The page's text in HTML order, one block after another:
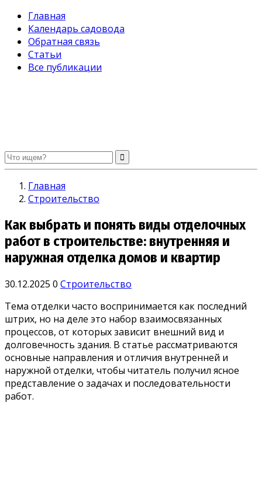
Главная
Календарь садовода
Обратная связь
Статьи
Все публикации
Огород без хлопот. Советы садоводам и огородникам
Главная
Строительство
Как выбрать и понять виды отделочных
работ в строительстве: внутренняя и
наружная отделка домов и квартир
30.12.2025 0 Строительство
Тема отделки часто воспринимается как последний
штрих, но на деле это набор взаимосвязанных
процессов, от которых зависит внешний вид и
долговечность здания. В статье рассматриваются
основные направления и отличия внутренней и
наружной отделки, чтобы читатель получил ясное
представление о задачах и последовательности
работ.